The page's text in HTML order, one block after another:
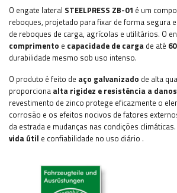
O engate lateral STEELPRESS ZB-01 é um
reboques, projetado para fixar de forma segura
de reboques de carga, agrícolas e utilitários. O
comprimento e capacidade de carga de até
durabilidade mesmo sob uso intenso.
O produto é feito de aço galvanizado de alta
proporciona alta rigidez e resistência a
revestimento de zinco protege eficazmente o
corrosão e os efeitos nocivos de fatores
da estrada e mudanças nas condições
vida útil e confiabilidade no uso diário .